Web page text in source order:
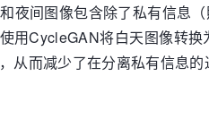
夜间图像包含除了私有信息
用CycleGAN将白天图像转
从而减少了在分离私有信息